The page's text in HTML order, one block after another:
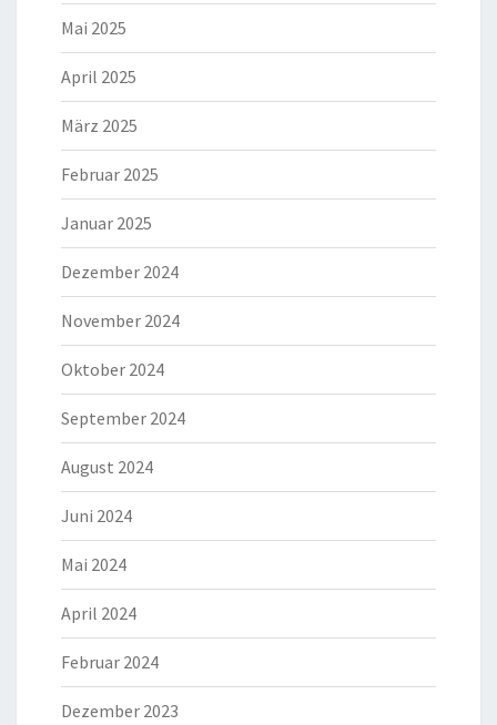
Mai 2025
April 2025
März 2025
Februar 2025
Januar 2025
Dezember 2024
November 2024
Oktober 2024
September 2024
August 2024
Juni 2024
Mai 2024
April 2024
Februar 2024
Dezember 2023